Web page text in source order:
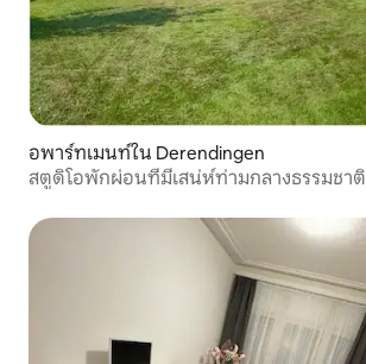
อพาร์ทเมนท์ใน Derendingen
สตูดิโอพักผ่อนที่มีเสน่ห์ท่ามกลางธรรมชาติ